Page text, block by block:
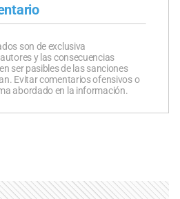
son de exclusiva
y las consecuencias
ser pasibles de las sanciones
Evitar comentarios ofensivos o
abordado en la información.